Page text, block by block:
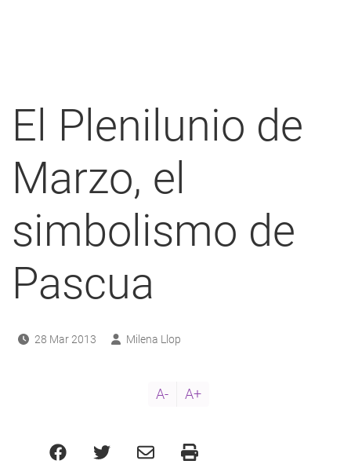
El Plenilunio de
Marzo, el
simbolismo de
Pascua
28 Mar 2013 Milena Llop
A- A+